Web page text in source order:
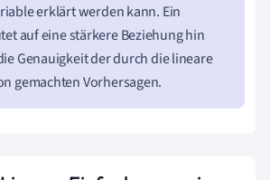
erklärt werden kann. Ein
auf eine stärkere Beziehung hin
Genauigkeit der durch die lineare
gemachten Vorhersagen.